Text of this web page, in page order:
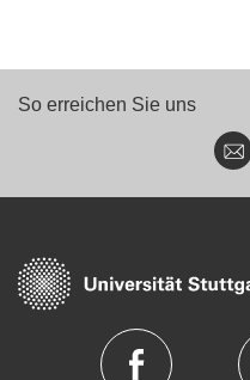
So erreichen Sie uns